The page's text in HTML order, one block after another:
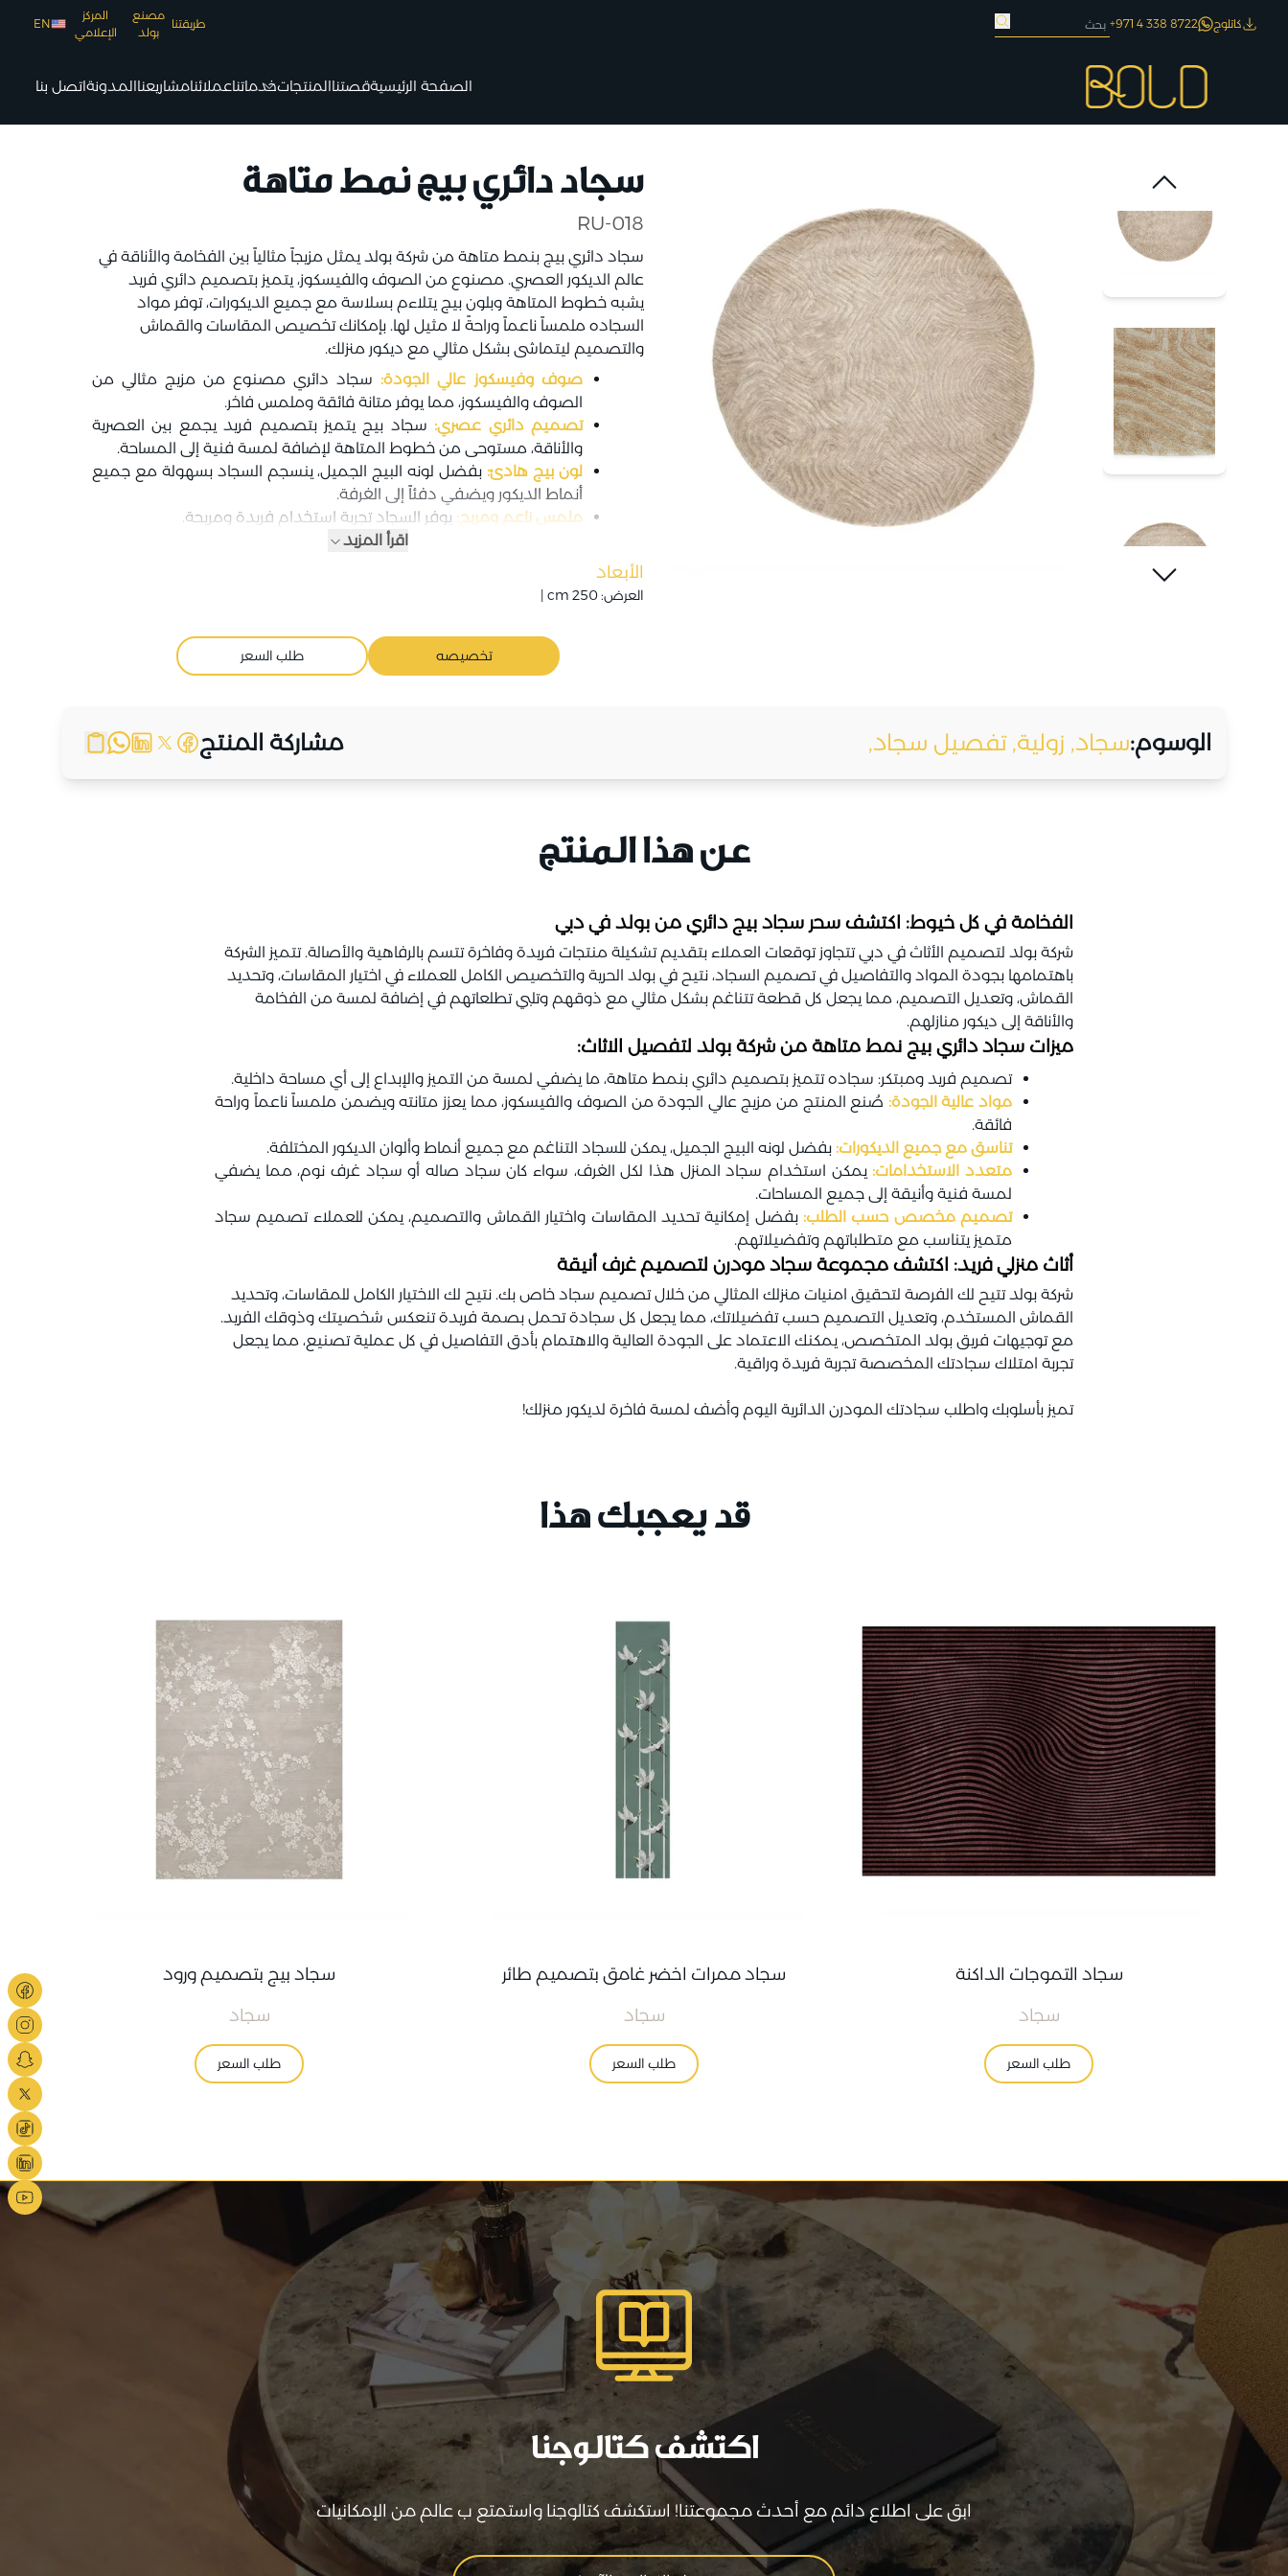
كاتلوج 8722 338 4 971+ طريقتنا
مصنع
بولد
المركز
الإعلامي
EN
الصفحة الرئيسيةقصتناالمنتجاتخدماتناعملائنامشاريعناالمدونةاتصل بنا
سجاد دائري بيج نمط متاهة
RU-018
سجاد دائري بيج بنمط متاهة من شركة بولد يمثل مزيجاً مثالياً بين الفخامة والأناقة في
عالم الديكور العصري. مصنوع من الصوف والفيسكوز، يتميز بتصميم دائري فريد
يشبه خطوط المتاهة وبلون بيج يتلاءم بسلاسة مع جميع الديكورات، توفر مواد
السجاده ملمساً ناعماً وراحةً لا مثيل لها. بإمكانك تخصيص المقاسات والقماش
والتصميم ليتماشى بشكل مثالي مع ديكور منزلك.
صوف وفيسكوز عالي الجودة: سجاد دائري مصنوع من مزيج مثالي من
الصوف والفيسكوز، مما يوفر متانة فائقة وملمس فاخر.
تصميم دائري عصري: سجاد بيج يتميز بتصميم فريد يجمع بين العصرية
والأناقة، مستوحى من خطوط المتاهة لإضافة لمسة فنية إلى المساحة.
لون بيج هادئ: بفضل لونه البيج الجميل، ينسجم السجاد بسهولة مع جميع
أنماط الديكور ويضفي دفئاً إلى الغرفة.
ملمس ناعم ومريح: يوفر السجاد تجربة استخدام فريدة ومريحة.
اقرأ المزيد
الأبعاد
العرض: 250 cm |
تخصيصه طلب السعر
الوسوم:سجاد, زولية, تفصيل سجاد, مشاركة المنتج
عن هذا المنتج
الفخامة في كل خيوط: اكتشف سحر سجاد بيج دائري من بولد في دبي
شركة بولد لتصميم الأثاث في دبي تتجاوز توقعات العملاء بتقديم تشكيلة منتجات فريدة وفاخرة تتسم بالرفاهية والأصالة. تتميز الشركة
باهتمامها بجودة المواد والتفاصيل في تصميم السجاد، نتيح في بولد الحرية والتخصيص الكامل للعملاء في اختيار المقاسات، وتحديد
القماش، وتعديل التصميم، مما يجعل كل قطعة تتناغم بشكل مثالي مع ذوقهم وتلبي تطلعاتهم في إضافة لمسة من الفخامة
والأناقة إلى ديكور منازلهم.
ميزات سجاد دائري بيج نمط متاهة من شركة بولد لتفصيل الاثاث:
تصميم فريد ومبتكر: سجاده تتميز بتصميم دائري بنمط متاهة، ما يضفي لمسة من التميز والإبداع إلى أي مساحة داخلية.
مواد عالية الجودة: صُنع المنتج من مزيج عالي الجودة من الصوف والفيسكوز، مما يعزز متانته ويضمن ملمساً ناعماً وراحة
فائقة.
تناسق مع جميع الديكورات: بفضل لونه البيج الجميل، يمكن للسجاد التناغم مع جميع أنماط وألوان الديكور المختلفة.
متعدد الاستخدامات: يمكن استخدام سجاد المنزل هذا لكل الغرف، سواء كان سجاد صاله أو سجاد غرف نوم، مما يضفي
لمسة فنية وأنيقة إلى جميع المساحات.
تصميم مخصص حسب الطلب: بفضل إمكانية تحديد المقاسات واختيار القماش والتصميم، يمكن للعملاء تصميم سجاد
متميز يتناسب مع متطلباتهم وتفضيلاتهم.
أثاث منزلي فريد: اكتشف مجموعة سجاد مودرن لتصميم غرف أنيقة
شركة بولد تتيح لك الفرصة لتحقيق امنيات منزلك المثالي من خلال تصميم سجاد خاص بك. نتيح لك الاختيار الكامل للمقاسات، وتحديد
القماش المستخدم، وتعديل التصميم حسب تفضيلاتك، مما يجعل كل سجادة تحمل بصمة فريدة تنعكس شخصيتك وذوقك الفريد.
مع توجيهات فريق بولد المتخصص، يمكنك الاعتماد على الجودة العالية والاهتمام بأدق التفاصيل في كل عملية تصنيع، مما يجعل
تجربة امتلاك سجادتك المخصصة تجربة فريدة وراقية.
تميز بأسلوبك واطلب سجادتك المودرن الدائرية اليوم وأضف لمسة فاخرة لديكور منزلك!
قد يعجبك هذا
سجاد بيج بتصميم ورود
سجاد
طلب السعر
سجاد ممرات اخضر غامق بتصميم طائر
سجاد
طلب السعر
سجاد التموجات الداكنة
سجاد
طلب السعر
اكتشف كتالوجنا
ابق على اطلاع دائم مع أحدث مجموعتنا! استكشف كتالوجنا واستمتع ب عالم من الإمكانيات